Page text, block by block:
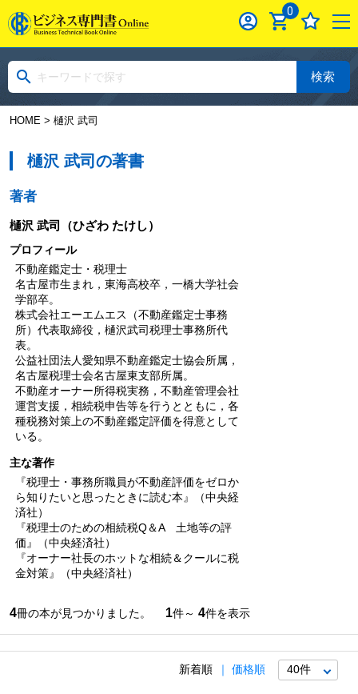
0
検索
HOME> 樋沢 武司
樋沢 武司の著書
著者
樋沢 武司 （ひざわ たけし）
プロフィール
不動産鑑定士・税理士
名古屋市生まれ，東海高校卒，一橋大学社会
学部卒。
株式会社エーエムエス（不動産鑑定士事務
所）代表取締役，樋沢武司税理士事務所代
表。
公益社団法人愛知県不動産鑑定士協会所属，
名古屋税理士会名古屋東支部所属。
不動産オーナー所得税実務，不動産管理会社
運営支援，相続税申告等を行うとともに，各
種税務対策上の不動産鑑定評価を得意として
いる。
主な著作
『税理士・事務所職員が不動産評価をゼロか
ら知りたいと思ったときに読む本』（中央経
済社）
『税理士のための相続税Q＆A 土地等の評
価』（中央経済社）
『オーナー社長のホットな相続＆クールに税
金対策』（中央経済社）
4冊の本が見つかりました。 1件～ 4件を表示
新着順 価格順